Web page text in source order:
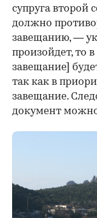
супруга второй
должно
завещанию, —
произойдет, то
завещание]
так как в
завещание.
документ